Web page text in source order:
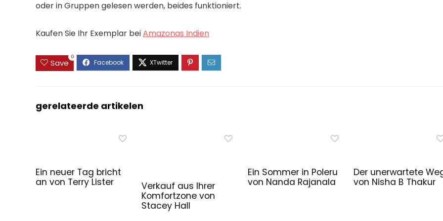
oder in Gruppen gelesen werden, beides funktioniert.
Kaufen Sie Ihr Exemplar beiAmazonas Indien
Save
0
gerelateerde artikelen
Ein neuer Tag bricht
an von Terry Lister
Verkauf aus Ihrer
Komfortzone von
Stacey Hall
Ein Sommer in Poleru
von Nanda Rajanala
Der unerwartete
von Nisha B Thakur